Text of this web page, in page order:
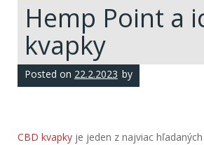
Hemp Point a
kvapky
Posted on 22.2.2023 by
CBD kvapky je jeden z najviac